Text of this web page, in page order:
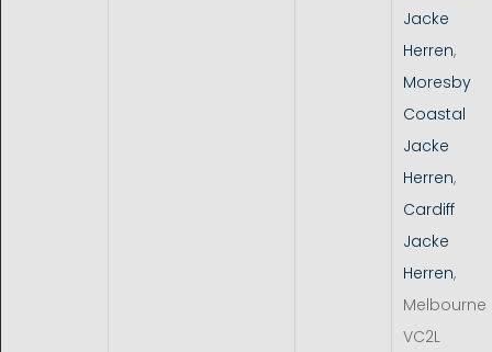
Jacke
Herren,
Moresby
Coastal
Jacke
Herren,
Cardiff
Jacke
Herren,
Melbourne
VC2L